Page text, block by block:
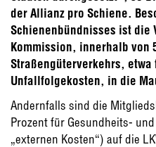
der Allianz pro Schiene.
Schienenbündnisses ist die
Kommission, innerhalb von
Straßengüterverkehrs,
Unfallfolgekosten, in die
Andernfalls sind die
Prozent für Gesundheits-
„externen Kosten“) auf die